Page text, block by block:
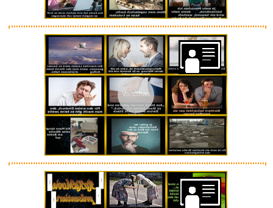
Vorschau